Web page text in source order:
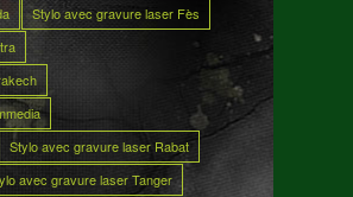
Stylo avec gravure laser Fès
Stylo avec gravure laser Rabat
avec gravure laser Tanger